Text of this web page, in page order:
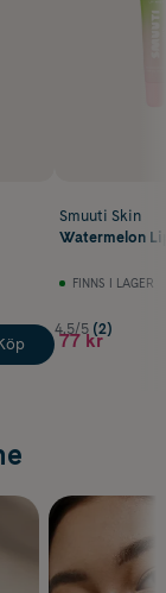
Smuuti Skin
Watermelon
FINNS I LAGER
4.5/5 (2)
77 kr